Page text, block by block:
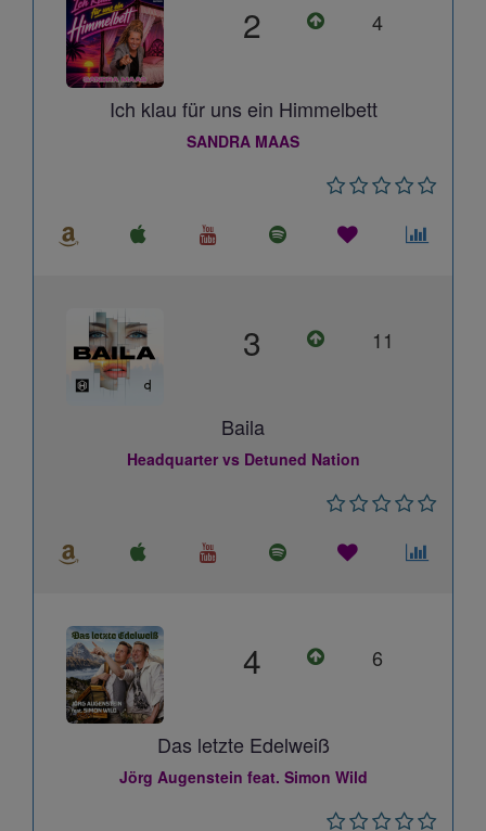
2 4
Ich klau für uns ein Himmelbett
SANDRA MAAS
3 11
Baila
Headquarter vs Detuned Nation
4 6
Das letzte Edelweiß
Jörg Augenstein feat. Simon Wild